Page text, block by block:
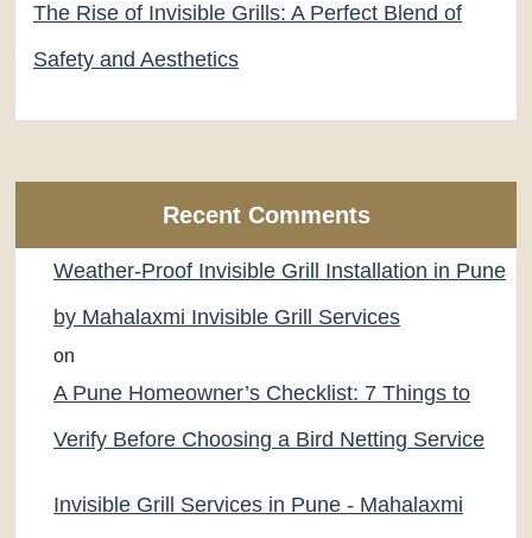
The Rise of Invisible Grills: A Perfect Blend of
Safety and Aesthetics
Recent Comments
Weather-Proof Invisible Grill Installation in Pune
by Mahalaxmi Invisible Grill Services
on
A Pune Homeowner’s Checklist: 7 Things to
Verify Before Choosing a Bird Netting Service
Invisible Grill Services in Pune - Mahalaxmi